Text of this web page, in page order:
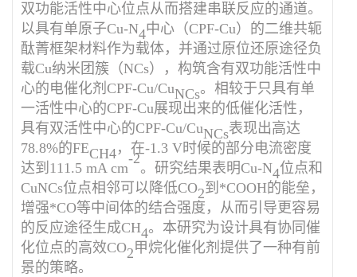
双功能活性中心位点从而搭建串联反应的通道。
以具有单原子Cu-N4中心（CPF-Cu）的二维共轭
酞菁框架材料作为载体，并通过原位还原途径负
载Cu纳米团簇（NCs），构筑含有双功能活性中
心的电催化剂 CPF-Cu/CuNCs。相较于只具有单
一活性中心的CPF-Cu展现出来的低催化活性，
具有双活性中心的CPF-Cu/CuNCs表现出高达
78.8%的FECH4，在-1.3 V时候的部分电流密度
达到 111.5 mA cm
-2
。 研究结果表明Cu-N4位点和
CuNCs位点相邻可以降低CO2到 *COOH的能垒，
增强*CO等中间体的结合强度，从而引导更容易
的反应途径生成CH4。本研究为设计具有协同催
化位点的高效CO2甲烷化催化剂提供了一种有前
景的策略。